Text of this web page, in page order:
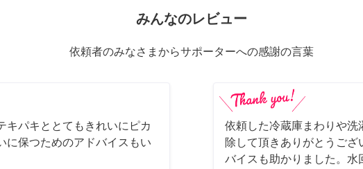
みんなのレビュー
依頼者のみなさまからサポーターへの感謝の言葉
キパキととてもきれいにピカ
に保つためのアドバイスもい
依頼した冷蔵庫まわりや
除して頂きありがとうご
バイスも助かりました。